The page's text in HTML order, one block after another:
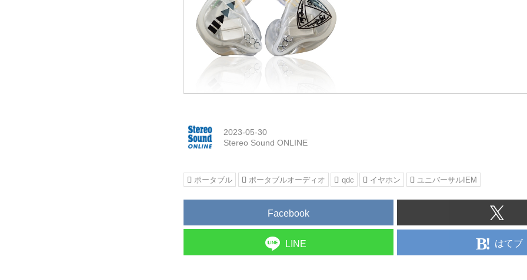
2023-05-30
Stereo Sound ONLINE
ポータブル ポータブルオーディオ qdc イヤホン ユニバーサルIEM
Facebook
LINE はてブ